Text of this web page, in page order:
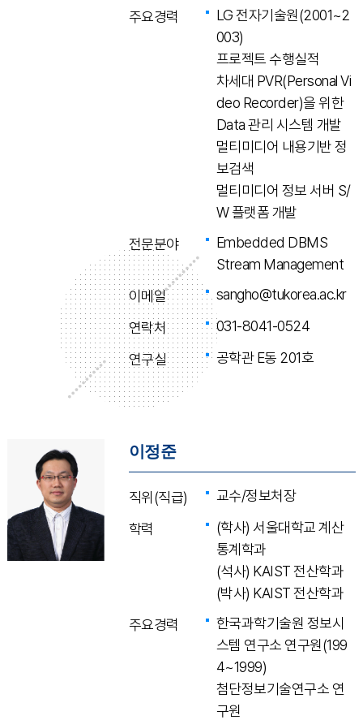
주요경력
LG 전자기술원(2001~2
003)
프로젝트 수행실적
차세대 PVR(Personal Vi
deo Recorder)을 위한
Data 관리 시스템 개발
멀티미디어 내용기반 정
보검색
멀티미디어 정보 서버 S/
W 플랫폼 개발
전문분야
Embedded DBMS
Stream Management
이메일
sangho@tukorea.ac.kr
연락처
031-8041-0524
연구실
공학관 E동 201호
이정준
직위(직급)
교수/정보처장
학력
(학사) 서울대학교 계산
통계학과
(석사) KAIST 전산학과
(박사) KAIST 전산학과
주요경력
한국과학기술원 정보시
스템 연구소 연구원(199
4~1999)
첨단정보기술연구소 연
구원